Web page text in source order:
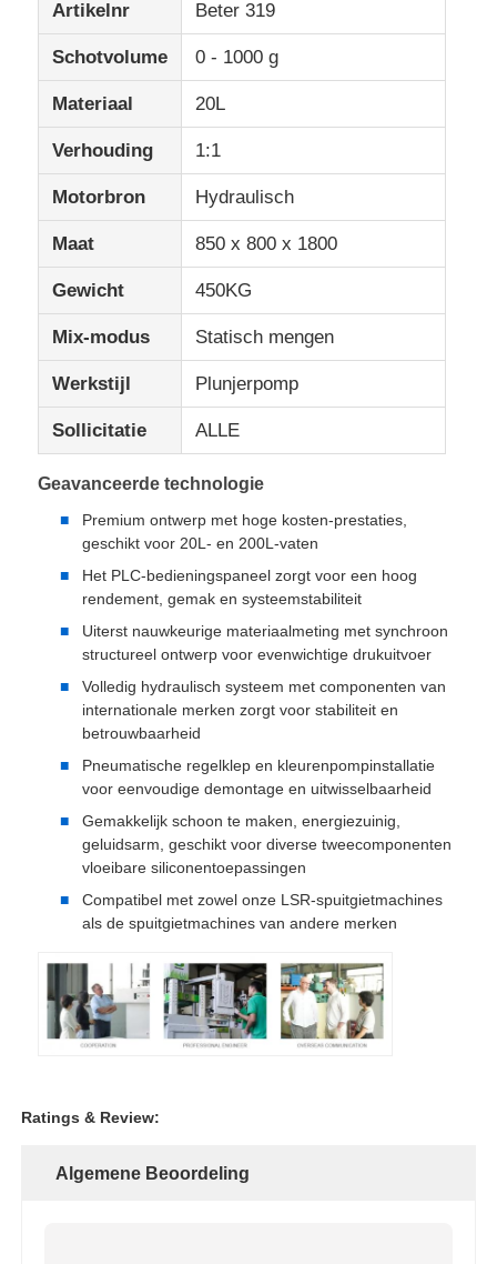
Silicone spuitgietmachine
LSR Doseersysteem
Overvormmachine
Accessoires voor spuitgietmachines
Injectievorming van vloeibare siliconenrubber
het vloeibare silicone vormen
Injectievorm van siliconenrubber
Artikelnr Beter 319
Schotvolume 0 - 1000 g
Materiaal 20L
Verhouding 1:1
Motorbron Hydraulisch
Maat 850 x 800 x 1800
Gewicht 450KG
Mix-modus Statisch mengen
Werkstijl Plunjerpomp
Sollicitatie ALLE
Geavanceerde technologie
Premium ontwerp met hoge kosten-prestaties,
geschikt voor 20L- en 200L-vaten
Het PLC-bedieningspaneel zorgt voor een hoog
rendement, gemak en systeemstabiliteit
Uiterst nauwkeurige materiaalmeting met synchroon
structureel ontwerp voor evenwichtige drukuitvoer
Volledig hydraulisch systeem met componenten van
internationale merken zorgt voor stabiliteit en
betrouwbaarheid
Pneumatische regelklep en kleurenpompinstallatie
voor eenvoudige demontage en uitwisselbaarheid
Gemakkelijk schoon te maken, energiezuinig,
geluidsarm, geschikt voor diverse tweecomponenten
vloeibare siliconentoepassingen
Compatibel met zowel onze LSR-spuitgietmachines
als de spuitgietmachines van andere merken
Ratings & Review:
Algemene Beoordeling